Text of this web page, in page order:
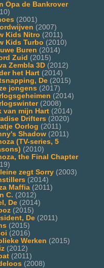
Opa de Bankrover
(2001)
(2007)
Kids Nitro (2011)
Kids Turbo (2010)
Buren (2014)
Zuid (2015)
Zembla 3D (2012)
het Hart (2014)
De (2015)
jongens (2017)
(2014)
(2008)
van mijn Hart (2014)
Drifters (2020)
Oorlog (2011)
Shadow (2011)
(TV-series, 5
(2010)
the Final Chapter
zegt Sorry (2003)
(2014)
Maffia (2011)
C. (2012)
De (2014)
(2015)
De (2011)
(2015)
(2016)
Werken (2015)
(2012)
(2011)
(2008)